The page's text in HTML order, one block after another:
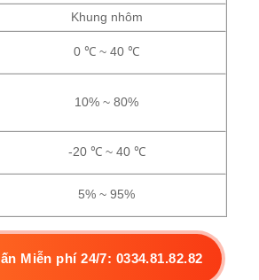
Khung nhôm
0 ℃ ~ 40 ℃
10% ~ 80%
-20 ℃ ~ 40 ℃
5% ~ 95%
Miễn phí 24/7: 0334.81.82.82